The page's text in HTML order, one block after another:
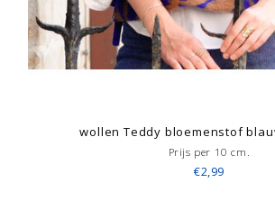
wollen Teddy bloemenstof
Prijs per 10 cm.
€2,99